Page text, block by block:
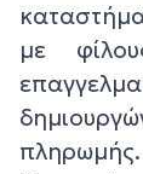
με
πληρωμής.